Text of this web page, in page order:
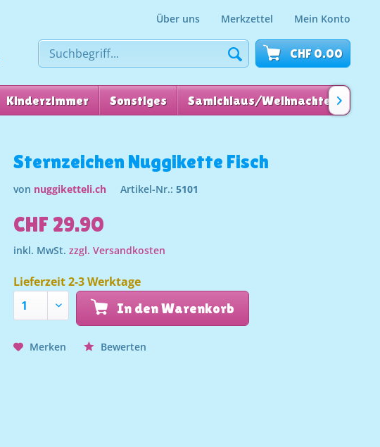
Über uns Merkzettel Mein Konto
CHF 0.00
Kinderzimmer Sonstiges Samichlaus/Weihnachten
Sternzeichen Nuggikette Fisch
von nuggiketteli.ch Artikel-Nr.: 5101
CHF 29.90
inkl. MwSt.zzgl. Versandkosten
Lieferzeit 2-3 Werktage
In den Warenkorb
Merken Bewerten